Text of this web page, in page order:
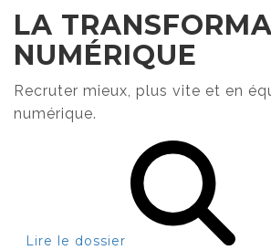
LA
NUMÉRIQUE
Recruter mieux, plus vite et en
numérique.
Lire le dossier